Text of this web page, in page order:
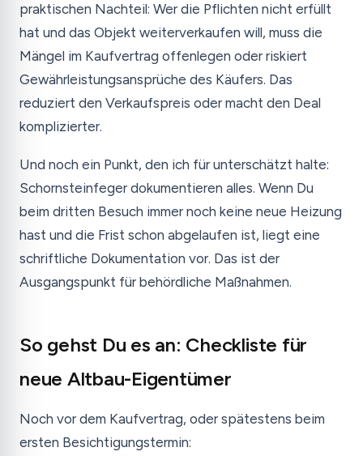
praktischen Nachteil: Wer die Pflichten nicht erfüllt
hat und das Objekt weiterverkaufen will, muss die
Mängel im Kaufvertrag offenlegen oder riskiert
Gewährleistungsansprüche des Käufers. Das
reduziert den Verkaufspreis oder macht den Deal
komplizierter.
Und noch ein Punkt, den ich für unterschätzt halte:
Schornsteinfeger dokumentieren alles. Wenn Du
beim dritten Besuch immer noch keine neue Heizung
hast und die Frist schon abgelaufen ist, liegt eine
schriftliche Dokumentation vor. Das ist der
Ausgangspunkt für behördliche Maßnahmen.
So gehst Du es an: Checkliste für
neue Altbau-Eigentümer
Noch vor dem Kaufvertrag, oder spätestens beim
ersten Besichtigungstermin: